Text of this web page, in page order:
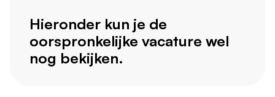
Hieronder kun je de
oorspronkelijke vacature wel
nog bekijken.